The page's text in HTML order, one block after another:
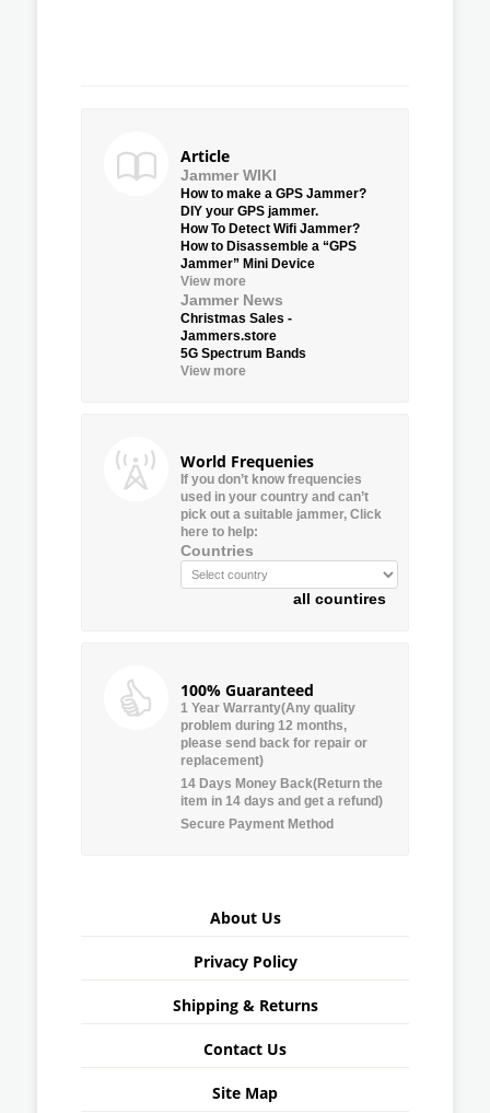
Article
Jammer WIKI
How to make a GPS Jammer?
DIY your GPS jammer.
How To Detect Wifi Jammer?
How to Disassemble a “GPS
Jammer” Mini Device
View more
Jammer News
Christmas Sales -
Jammers.store
5G Spectrum Bands
View more
World Frequenies
If you don’t know frequencies
used in your country and can’t
pick out a suitable jammer, Click
here to help:
Countries
all countires
100% Guaranteed
1 Year Warranty(Any quality
problem during 12 months,
please send back for repair or
replacement)
14 Days Money Back(Return the
item in 14 days and get a refund)
Secure Payment Method
About Us
Privacy Policy
Shipping & Returns
Contact Us
Site Map